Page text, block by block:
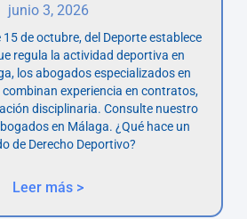
junio 3, 2026
de octubre, del Deporte establece
regula la actividad deportiva en
los abogados especializados en
combinan experiencia en contratos,
disciplinaria. Consulte nuestro
en Málaga. ¿Qué hace un
de Derecho Deportivo?
Leer más >